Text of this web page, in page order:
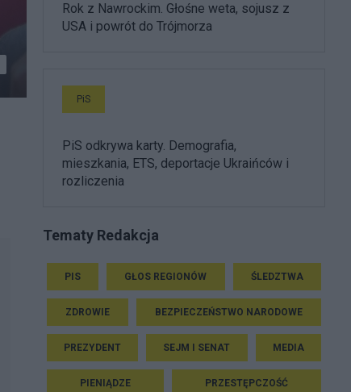
Rok z Nawrockim. Głośne weta, sojusz z
USA i powrót do Trójmorza
PiS
PiS odkrywa karty. Demografia,
mieszkania, ETS, deportacje Ukraińców i
rozliczenia
Tematy Redakcja
PIS GŁOS REGIONÓW ŚLEDZTWA
ZDROWIE BEZPIECZEŃSTWO NARODOWE
PREZYDENT SEJM I SENAT MEDIA
PIENIĄDZE PRZESTĘPCZOŚĆ